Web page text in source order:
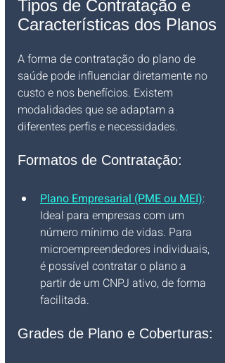
Tipos de Contratação e
Características dos Planos
A forma de contratação do plano de
saúde pode influenciar diretamente no
custo e nos benefícios. Existem
modalidades que se adaptam a
diferentes perfis e necessidades.
Formatos de Contratação:
Plano Empresarial (PME ou MEI):
Ideal para empresas com um
número mínimo de vidas. Para
microempreendedores individuais,
é possível contratar o plano a
partir de um CNPJ ativo, de forma
facilitada.
Grades de Plano e Coberturas: